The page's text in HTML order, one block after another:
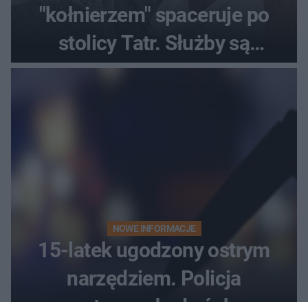
"kołnierzem" spaceruje po
stolicy Tatr. Służby są
bezradne
NOWE INFORMACJE
15-latek ugodzony ostrym
narzędziem. Policja